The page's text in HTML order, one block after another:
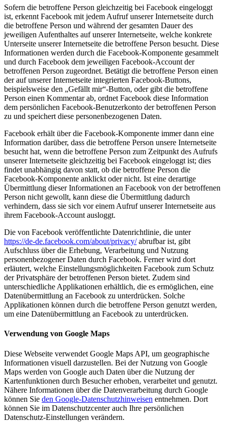
Sofern die betroffene Person gleichzeitig bei Facebook eingeloggt
ist, erkennt Facebook mit jedem Aufruf unserer Internetseite durch
die betroffene Person und während der gesamten Dauer des
jeweiligen Aufenthaltes auf unserer Internetseite, welche konkrete
Unterseite unserer Internetseite die betroffene Person besucht. Diese
Informationen werden durch die Facebook-Komponente gesammelt
und durch Facebook dem jeweiligen Facebook-Account der
betroffenen Person zugeordnet. Betätigt die betroffene Person einen
der auf unserer Internetseite integrierten Facebook-Buttons,
beispielsweise den „Gefällt mir“-Button, oder gibt die betroffene
Person einen Kommentar ab, ordnet Facebook diese Information
dem persönlichen Facebook-Benutzerkonto der betroffenen Person
zu und speichert diese personenbezogenen Daten.
Facebook erhält über die Facebook-Komponente immer dann eine
Information darüber, dass die betroffene Person unsere Internetseite
besucht hat, wenn die betroffene Person zum Zeitpunkt des Aufrufs
unserer Internetseite gleichzeitig bei Facebook eingeloggt ist; dies
findet unabhängig davon statt, ob die betroffene Person die
Facebook-Komponente anklickt oder nicht. Ist eine derartige
Übermittlung dieser Informationen an Facebook von der betroffenen
Person nicht gewollt, kann diese die Übermittlung dadurch
verhindern, dass sie sich vor einem Aufruf unserer Internetseite aus
ihrem Facebook-Account ausloggt.
Die von Facebook veröffentlichte Datenrichtlinie, die unter
https://de-de.facebook.com/about/privacy/abrufbar ist, gibt
Aufschluss über die Erhebung, Verarbeitung und Nutzung
personenbezogener Daten durch Facebook. Ferner wird dort
erläutert, welche Einstellungsmöglichkeiten Facebook zum Schutz
der Privatsphäre der betroffenen Person bietet. Zudem sind
unterschiedliche Applikationen erhältlich, die es ermöglichen, eine
Datenübermittlung an Facebook zu unterdrücken. Solche
Applikationen können durch die betroffene Person genutzt werden,
um eine Datenübermittlung an Facebook zu unterdrücken.
Verwendung von Google Maps
Diese Webseite verwendet Google Maps API, um geographische
Informationen visuell darzustellen. Bei der Nutzung von Google
Maps werden von Google auch Daten über die Nutzung der
Kartenfunktionen durch Besucher erhoben, verarbeitet und genutzt.
Nähere Informationen über die Datenverarbeitung durch Google
können Sie den Google-Datenschutzhinweisen entnehmen. Dort
können Sie im Datenschutzcenter auch Ihre persönlichen
Datenschutz-Einstellungen verändern.